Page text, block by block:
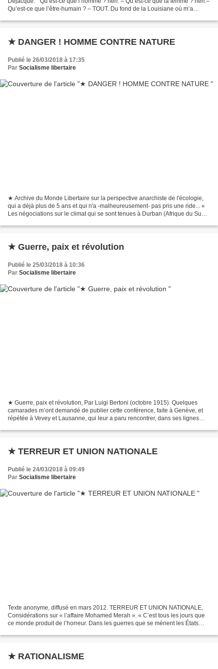
Qu’est-ce que l’être-humain ? – TOUT. Du fond de la Louisiane où m’a
★ DANGER ! HOMME CONTRE NATURE
Publié le 26/03/2018 à 17:35
Par Socialisme libertaire
★ Archive du Monde Libertaire sur la perspective anarchiste de l'écologie,
qui a déjà plus de 5 ans et qui n'a -malheureusement- pas pris une ride... «
Les négociations sur le climat qui se sont tenues à Durban (Afrique du Sud)
★ Guerre, paix et révolution
Publié le 25/03/2018 à 10:36
Par Socialisme libertaire
★ Guerre, paix et révolution, Par Luigi Bertoni (octobre 1915). Quelques
camarades m’ont demandé de publier cette conférence, faite à Genève, et
répétée à Vevey et Lausanne, qui leur a paru rencontrer, dans ses lignes
★ TERREUR ET UNION NATIONALE
Publié le 24/03/2018 à 09:49
Par Socialisme libertaire
Texte anonyme, diffusé en mars 2012. TERREUR ET UNION NATIONALE,
Considérations sur « l’affaire Mohamed Merah ». « C’est tous les jours que
ce monde produit de l’horreur. Dans les guerres que se mènent les États
★ RATIONALISME